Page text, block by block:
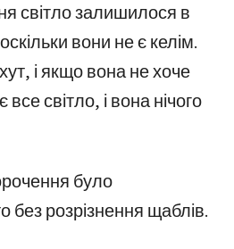
світло залишилося в
вони не є келім.
і якщо вона не хоче
світло, і вона нічого
було
без розрізнення щаблів.